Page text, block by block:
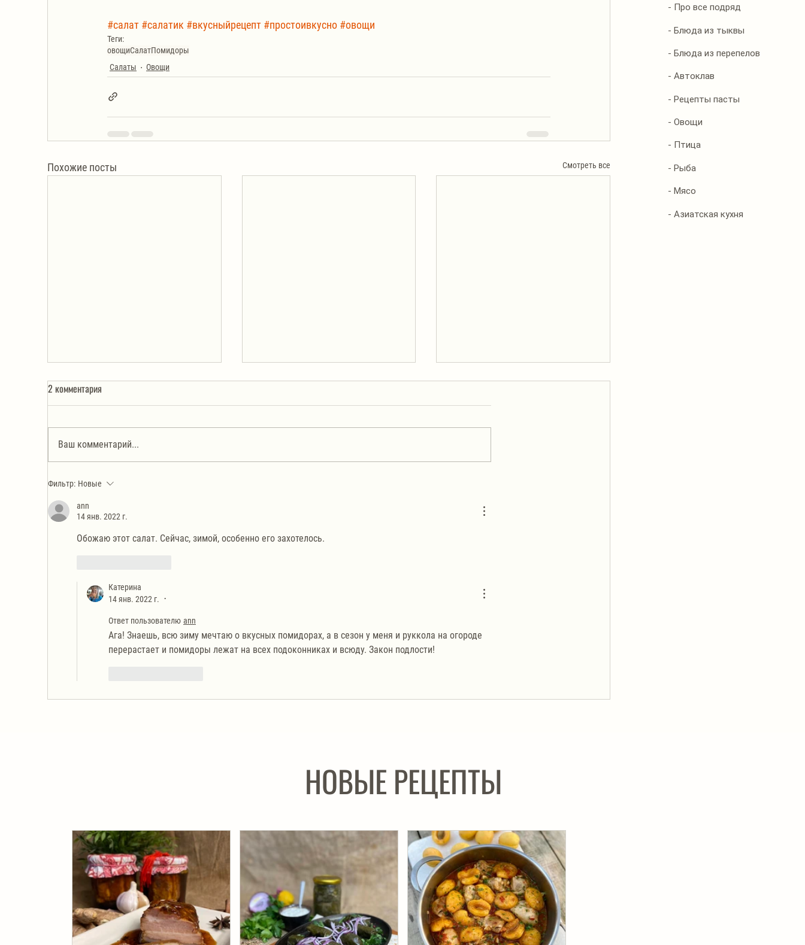
#салат #салатик #вкусныйрецепт #простоивкусно #овощи
Теги:
овощиСалатПомидоры
Салаты
Овощи
Похожие посты Смотреть все
Салат из корейской моркови с
жареными шампиньонами
2 комментария
Ваш комментарий...
Фильтр: Новые
ann
14 янв. 2022 г.
Обожаю этот салат. Сейчас, зимой, особенно его захотелось.
Катерина
14 янв. 2022 г.
•
Ответ пользователю ann
Ага! Знаешь, всю зиму мечтаю о вкусных помидорах, а в сезон у меня и руккола на огороде
перерастает и помидоры лежат на всех подоконниках и всюду. Закон подлости!
- Про все подряд
- Блюда из тыквы
- Блюда из перепелов
- Автоклав
- Рецепты пасты
- Овощи
- Птица
- Рыба
- Мясо
- Азиатская кухня
НОВЫЕ РЕЦЕПТЫ